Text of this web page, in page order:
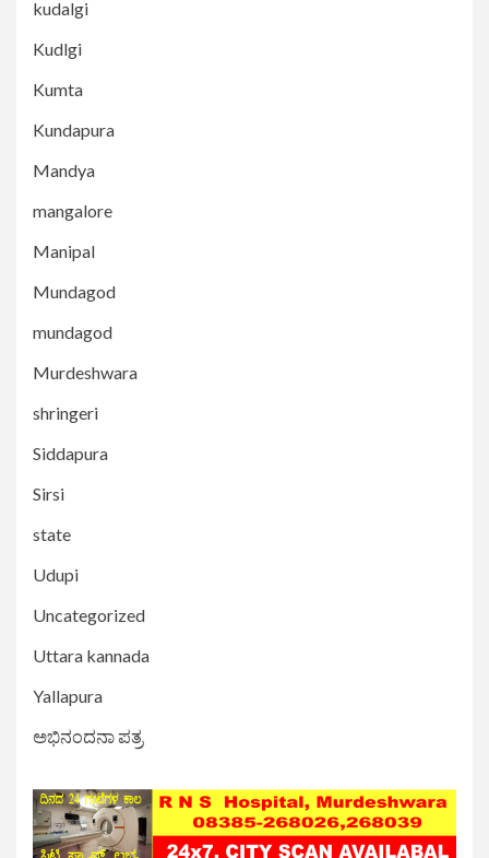
kudalgi
Kudlgi
Kumta
Kundapura
Mandya
mangalore
Manipal
Mundagod
mundagod
Murdeshwara
shringeri
Siddapura
Sirsi
state
Udupi
Uncategorized
Uttara kannada
Yallapura
ಅಭಿನಂದನಾ ಪತ್ರ